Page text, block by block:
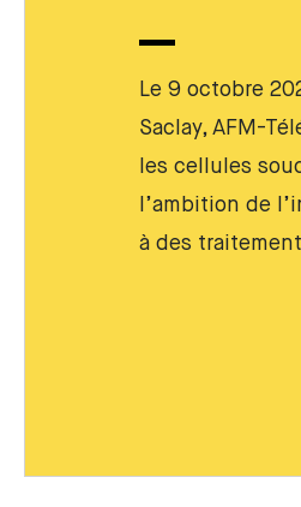
Le 9 octobre
Saclay, AFM-
les cellules
l’ambition de
à des